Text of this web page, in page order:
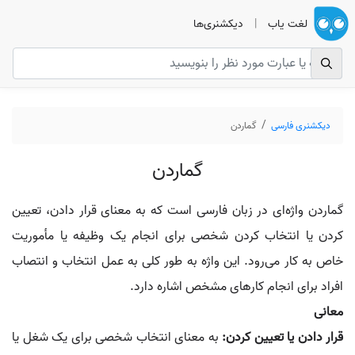
لغت یاب | دیکشنری‌ها
دیکشنری فارسی گماردن
گماردن
گماردن واژه‌ای در زبان فارسی است که به معنای قرار دادن، تعیین
کردن یا انتخاب کردن شخصی برای انجام یک وظیفه یا مأموریت
خاص به کار می‌رود. این واژه به طور کلی به عمل انتخاب و انتصاب
افراد برای انجام کارهای مشخص اشاره دارد.
معانی
قرار دادن یا تعیین کردن: به معنای انتخاب شخصی برای یک شغل یا